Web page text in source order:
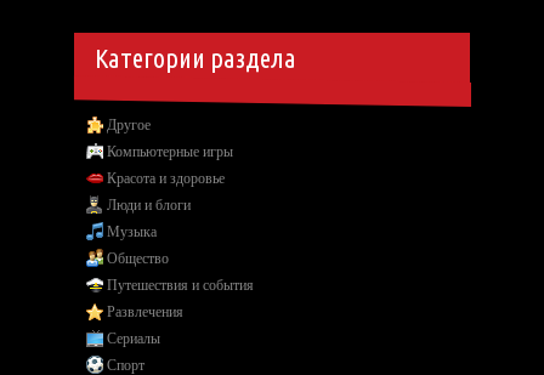
Категории раздела
Другое
Компьютерные игры
Красота и здоровье
Люди и блоги
Музыка
Общество
Путешествия и события
Развлечения
Сериалы
Спорт